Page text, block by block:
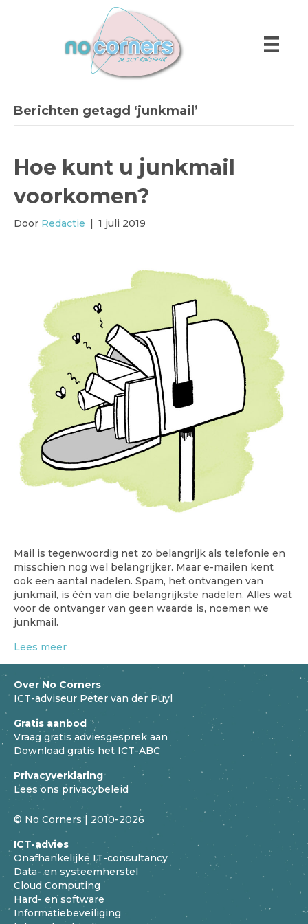
Berichten getagd ‘junkmail’
Hoe kunt u junkmail
voorkomen?
Door Redactie | 1 juli 2019
Mail is tegenwoordig net zo belangrijk als telefonie en
misschien nog wel belangrijker. Maar e-mailen kent
ook een aantal nadelen. Spam, het ontvangen van
junkmail, is één van die belangrijkste nadelen. Alles wat
voor de ontvanger van geen waarde is, noemen we
junkmail.
Lees meer
Over No Corners
ICT-adviseur Peter van der Puyl
Gratis aanbod
Vraag gratis adviesgesprek aan
Download gratis het ICT-ABC
Privacyverklaring
Lees ons privacybeleid
© No Corners | 2010-2026
ICT-advies
Onafhankelijke IT-consultancy
Data- en systeemherstel
Cloud Computing
Hard- en software
Informatiebeveiliging